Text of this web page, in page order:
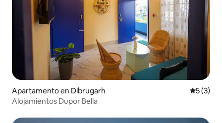
Apartamento en Dibrugarh
5 (3)
Alojamientos Dupor Bella